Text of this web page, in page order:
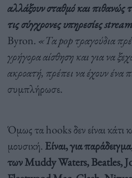
αλλάξουν σταθμό και πιθανώς
τις σύγχρονες υπηρεσίες
Byron. «Τα pop τραγούδια
γρήγορα αίσθηση και για να
ακροατή, πρέπει να έχουν ένα
συμπλήρωσε.
Όμως τα hooks δεν είναι κάτι
μουσική. Είναι, για
των Muddy Waters, Beatles,